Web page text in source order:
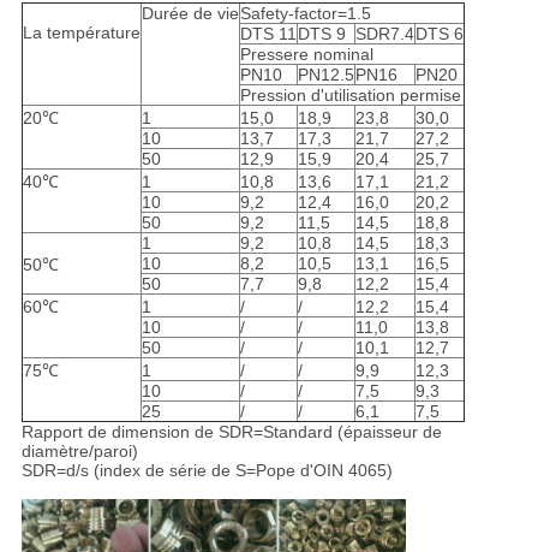
La température
Durée de vieSafety-factor=1.5
DTS 11DTS 9 SDR7.4DTS 6
Pressere nominal
PN10
PN12.5PN16
PN20
Pression d'utilisation permise
20℃
1 15,0 18,9 23,8
30,0
10
13,7 17,3 21,7
27,2
50
12,9 15,9 20,4
25,7
40℃
1 10,8 13,6 17,1
21,2
10
9,2 12,4 16,0
20,2
50
9,2 11,5 14,5 18,8
50℃
1 9,2 10,8 14,5
18,3
10
8,2 10,5 13,1
16,5
50
7,7 9,8 12,2
15,4
60℃
1 / / 12,2
15,4
10
/ / 11,0
13,8
50
/ / 10,1
12,7
75℃
1 / / 9,9
12,3
10
/ / 7,5
9,3
25
/ / 6,1
7,5
Rapport de dimension de SDR=Standard (épaisseur de
diamètre/paroi)
SDR=d/s (index de série de S=Pope d'OIN 4065)